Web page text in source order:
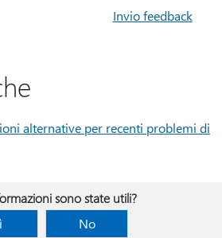
Invio feedback
alternative per recenti problemi di
sono state utili?
No